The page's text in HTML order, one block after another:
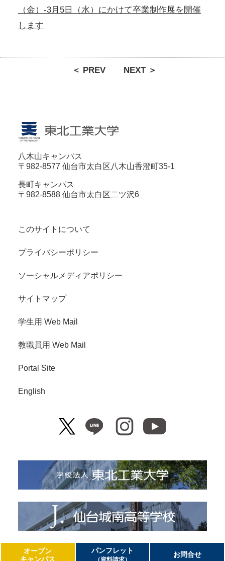
（金）-3月5日（水）にかけて卒業制作展を開催
します
＜ PREV NEXT ＞
八木山キャンパス
〒982-8577 仙台市太白区八木山香澄町35-1
長町キャンパス
〒982-8588 仙台市太白区二ツ沢6
このサイトについて
プライバシーポリシー
ソーシャルメディアポリシー
サイトマップ
学生用 Web Mail
教職員用 Web Mail
Portal Site
English
Copyright© Tohoku Institute of Technology. All Right Reserved.
オープン
キャンパス
パンフレット
（資料請求）
お問合せ